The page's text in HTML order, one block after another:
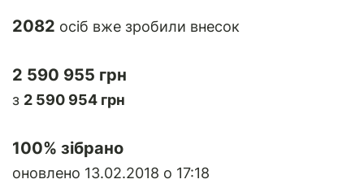
2082 осіб вже зробили внесок
2 590 955 грн
з 2 590 954 грн
100% зібрано
оновлено 13.02.2018 о 17:18